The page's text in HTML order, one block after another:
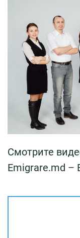
Смотрите
Emigrare.md –